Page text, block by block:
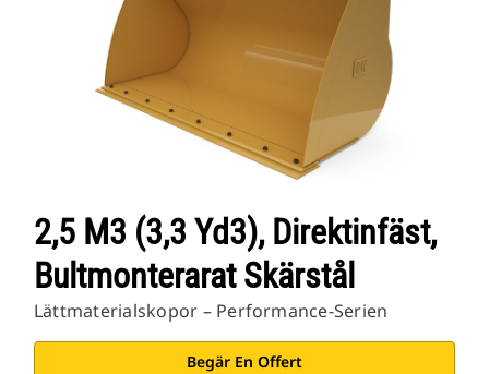
2,5 M3 (3,3 Yd3), Direktinfäst,
Bultmonterarat Skärstål
Lättmaterialskopor – Performance-Serien
Begär En Offert